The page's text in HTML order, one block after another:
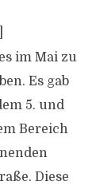
im Mai zu
Es gab
5. und
Bereich
Diese